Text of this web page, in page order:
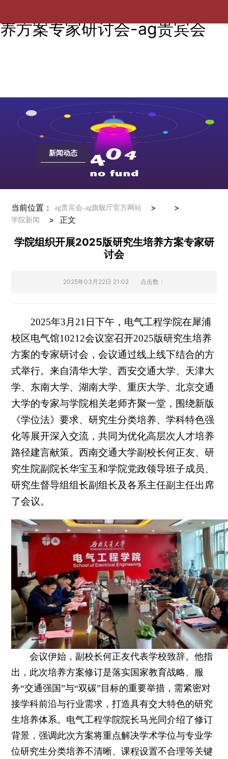
养方案专家研讨会-ag贵宾会
新闻动态
当前位置： ag贵宾会-ag旗舰厅官方网站 > >
学院新闻 > 正文
学院组织开展2025版研究生培养方案专家研
讨会
2025年03月22日 21:02 点击数：
2025年3月21日下午，电气工程学院在犀浦
校区电气馆10212会议室召开2025版研究生培养
方案的专家研讨会，会议通过线上线下结合的方
式举行。来自清华大学、西安交通大学、天津大
学、东南大学、湖南大学、重庆大学、北京交通
大学的专家与学院相关老师齐聚一堂，围绕新版
《学位法》要求、研究生分类培养、学科特色强
化等展开深入交流，共同为优化高层次人才培养
路径建言献策。西南交通大学副校长何正友、研
究生院副院长华宝玉和学院党政领导班子成员、
研究生督导组组长副组长及各系主任副主任出席
了会议。
会议伊始，副校长何正友代表学校致辞。他指
出，此次培养方案修订是落实国家教育战略、服
务“交通强国”与“双碳”目标的重要举措，需紧密对
接学科前沿与行业需求，打造具有交大特色的研究
生培养体系。电气工程学院院长马光同介绍了修订
背景，强调此次方案将重点解决学术学位与专业学
位研究生分类培养不清晰、课程设置不合理等关键